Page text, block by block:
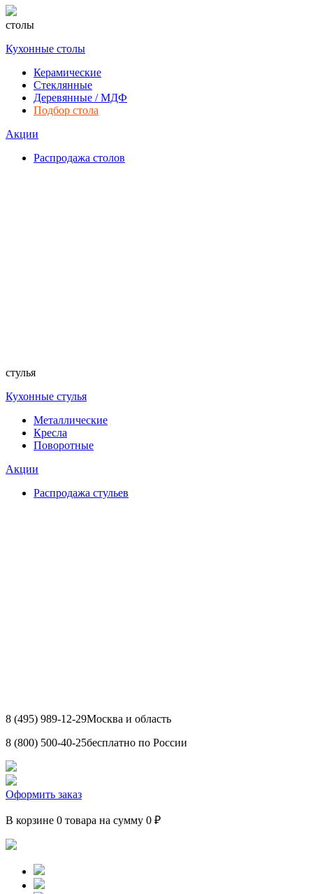
столы
Кухонные столы
Керамические
Стеклянные
Деревянные / МДФ
Подбор стола
Акции
Распродажа столов
стулья
Кухонные стулья
Металлические
Кресла
Поворотные
Акции
Распродажа стульев
8 (495) 989-12-29Москва и область
8 (800) 500-40-25бесплатно по России
Оформить заказ
В корзине 0 товара на сумму 0 ₽